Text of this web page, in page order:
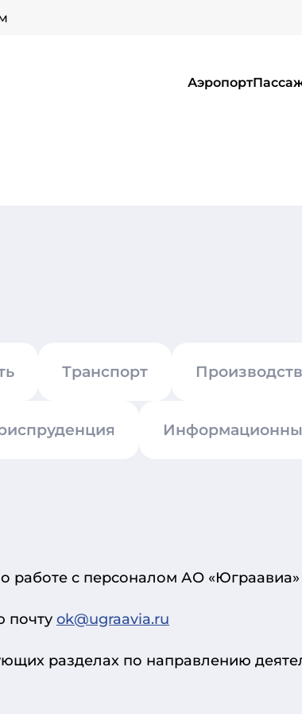
Аэропорт
Транспорт
работе с персоналом АО «Юграавиа»
почту ok@ugraavia.ru
разделах по направлению